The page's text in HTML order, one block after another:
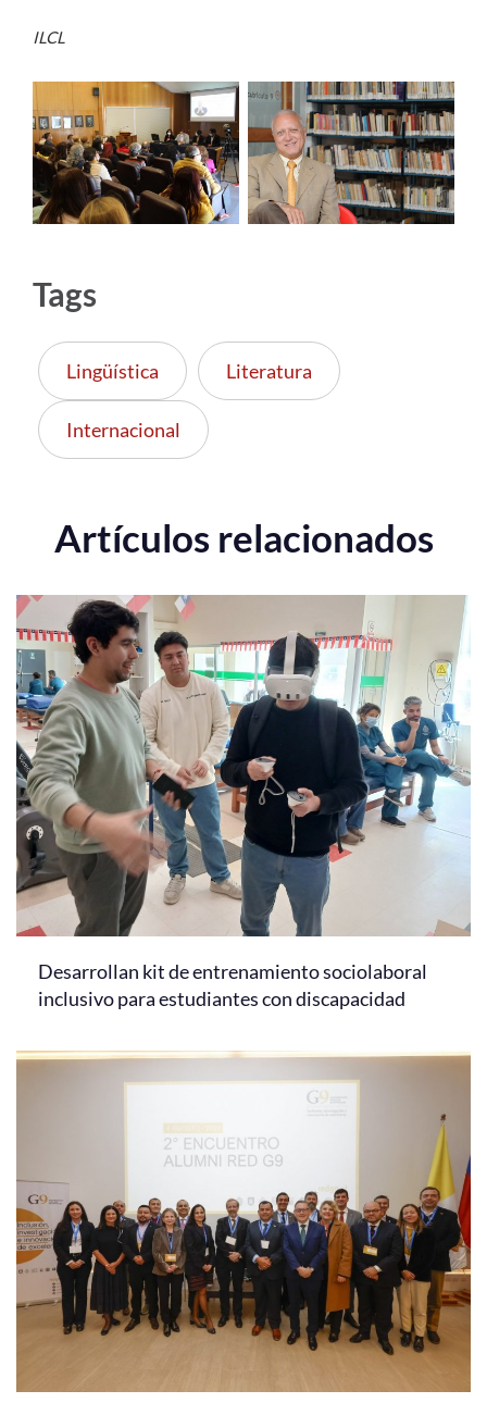
ILCL
Tags
Lingüística Literatura
Internacional
Artículos relacionados
Desarrollan kit de entrenamiento sociolaboral
inclusivo para estudiantes con discapacidad